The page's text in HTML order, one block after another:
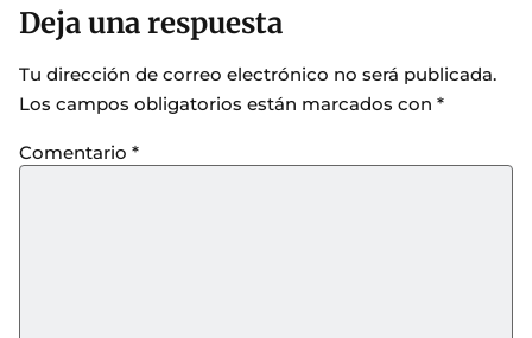
Deja una respuesta
Tu dirección de correo electrónico no será publicada.
Los campos obligatorios están marcados con *
Comentario *